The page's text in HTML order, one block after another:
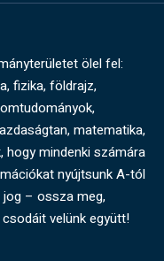
ölel fel:
fizika, földrajz,
matematika,
hogy mindenki számára
nyújtsunk A-tól
jog – ossza meg,
velünk együtt!